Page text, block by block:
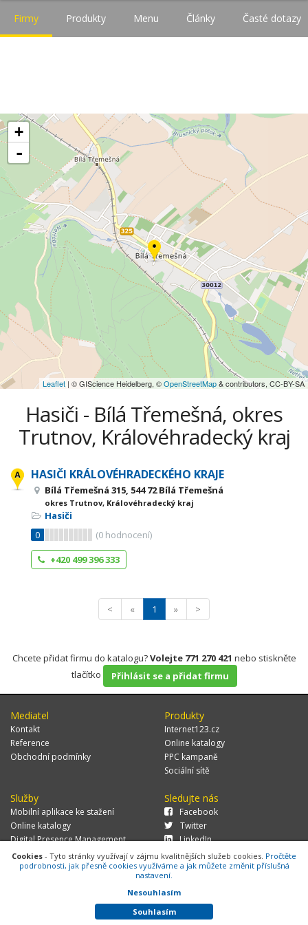
Firmy Produkty Menu Články Časté dotazy
+
-
Leaflet | © GIScience Heidelberg, ©OpenStreetMap& contributors, CC-BY-SA
Hasiči - Bílá Třemešná, okres
Trutnov, Královéhradecký kraj
HASIČI KRÁLOVÉHRADECKÉHO KRAJE
Bílá Třemešná 315, 544 72 Bílá Třemešná
okres Trutnov, Královéhradecký kraj
Hasiči
0
(0 hodnocení)
+420 499 396 333
< « 1 » >
Chcete přidat firmu do katalogu?Volejte 771 270 421 nebo stiskněte
tlačítko
Přihlásit se a přidat firmu
Mediatel
Kontakt
Reference
Obchodní podmínky
Produkty
Internet123.cz
Online katalogy
PPC kampaně
Sociální sítě
Služby
Mobilní aplikace ke stažení
Online katalogy
Digital Presence Management
Více zákazníků
Sledujte nás
Facebook
Twitter
LinkedIn
© 2026 MEDIATEL CZ, s.r.o.,Za Potokem 46/4, 106 00 Praha 10, tel.:
+420 771 270 421, verze 1.29.0.143,
Cookies
Cookies - Tyto stránky využívají v zájmu kvalitnějších služeb cookies. Pročtěte
podrobnosti, jak přesně cookies využíváme a jak můžete změnit příslušná
nastavení.
Nesouhlasím
Souhlasím